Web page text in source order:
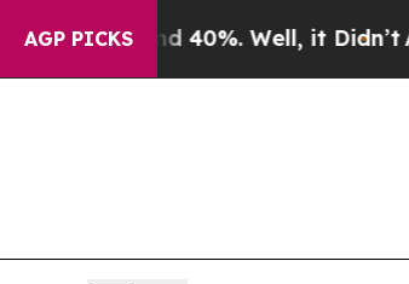
AGP PICKS40%. Well, it Didn’t As war